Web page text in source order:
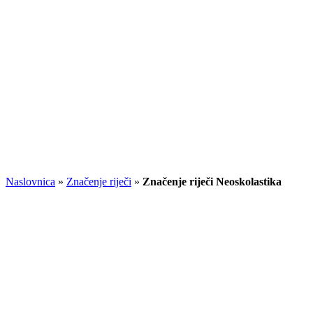
Naslovnica » Značenje riječi » Značenje riječi Neoskolastika